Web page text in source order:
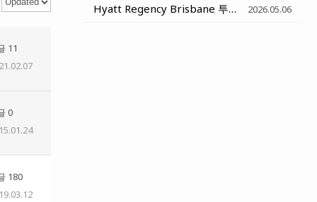
11
0
180
Hyatt Regency Brisbane 투숙기 (2)
2026.05.06